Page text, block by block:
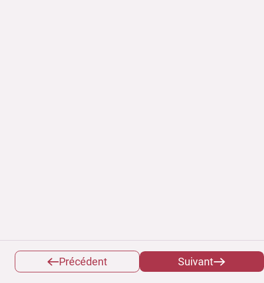
Précédent Suivant